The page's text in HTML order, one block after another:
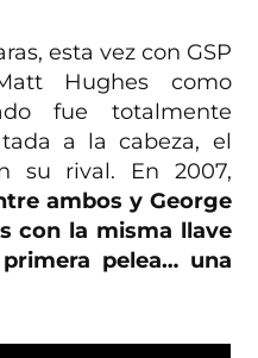
esta vez con GSP
Hughes como
fue totalmente
a la cabeza, el
su rival. En 2007,
ambos y George
con la misma llave
pelea… una